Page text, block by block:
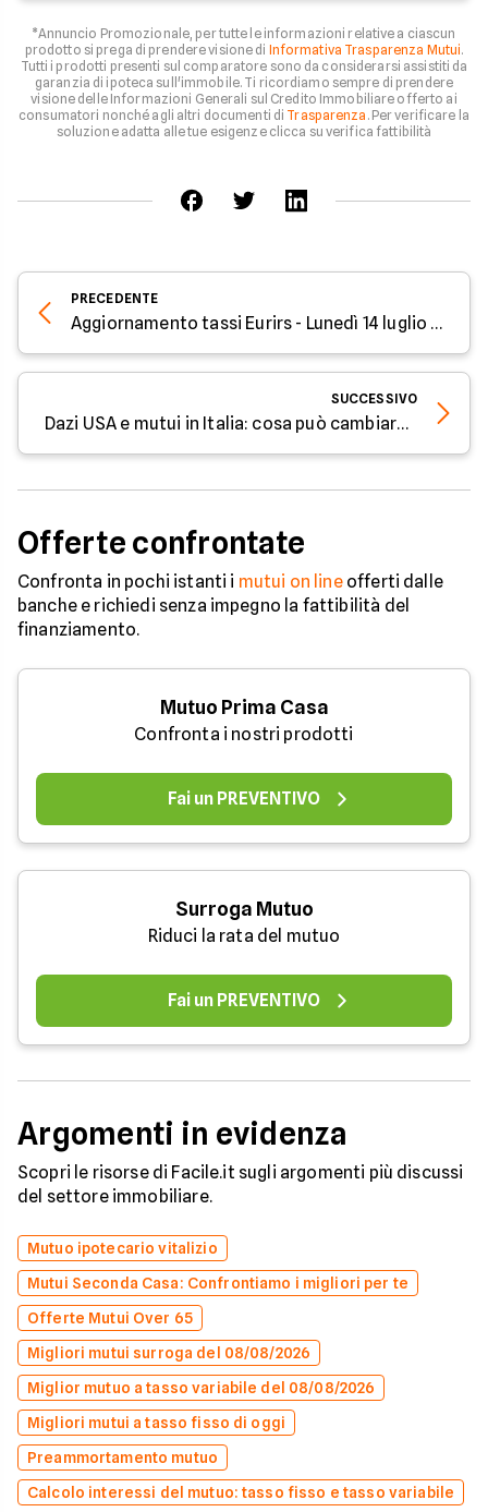
*Annuncio Promozionale, per tutte le informazioni relative a ciascun
prodotto si prega di prendere visione di Informativa Trasparenza Mutui.
Tutti i prodotti presenti sul comparatore sono da considerarsi assistiti da
garanzia di ipoteca sull'immobile. Ti ricordiamo sempre di prendere
visione delle Informazioni Generali sul Credito Immobiliare offerto ai
consumatori nonché agli altri documenti di Trasparenza . Per verificare la
soluzione adatta alle tue esigenze clicca su verifica fattibilità
PRECEDENTE
Aggiornamento tassi Eurirs - Lunedì 14 luglio 2025
SUCCESSIVO
Dazi USA e mutui in Italia: cosa può cambiare davvero?
Offerte confrontate
Confronta in pochi istanti i mutui on lineofferti dalle
banche e richiedi senza impegno la fattibilità del
finanziamento.
Mutuo Prima Casa
Confronta i nostri prodotti
Fai un PREVENTIVO
Surroga Mutuo
Riduci la rata del mutuo
Fai un PREVENTIVO
Argomenti in evidenza
Scopri le risorse di Facile.it sugli argomenti più discussi
del settore immobiliare.
Mutuo ipotecario vitalizio
Mutui Seconda Casa: Confrontiamo i migliori per te
Offerte Mutui Over 65
Migliori mutui surroga del 08/08/2026
Miglior mutuo a tasso variabile del 08/08/2026
Migliori mutui a tasso fisso di oggi
Preammortamento mutuo
Calcolo interessi del mutuo: tasso fisso e tasso variabile